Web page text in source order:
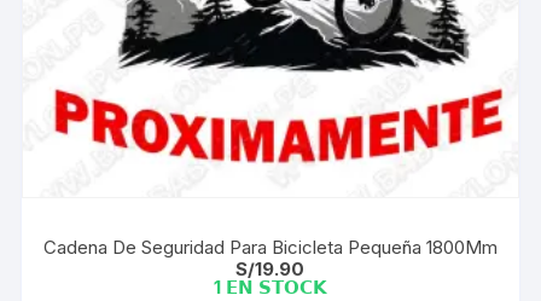
Cadena De Seguridad Para Bicicleta Pequeña 1800Mm
S/19.90
1 𝗘𝗡 𝗦𝗧𝗢𝗖𝗞